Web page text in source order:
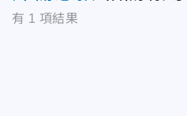
有 1 項結果